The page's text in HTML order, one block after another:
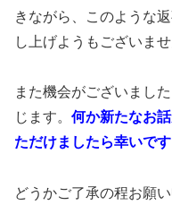
きながら、このような
し上げようもございませ
また機会がございまし
じます。 何か新たなお
ただけましたら幸いです
どうかご了承の程お願い